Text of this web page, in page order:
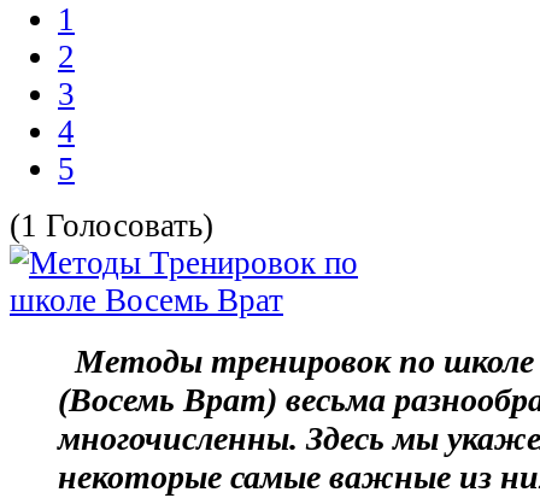
1
2
3
4
5
(1 Голосовать)
Методы тренировок по
(Восемь Врат) весьма
многочисленны. Здесь мы
некоторые самые важные из